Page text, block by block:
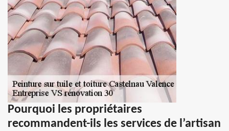
Pourquoi les propriétaires
recommandent-ils les services de l’artisan